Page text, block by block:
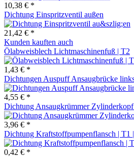
10,38 € *
Dichtung Einspritzventil außen
21,42 € *
Kunden kauften auch
Ölabweisblech Lichtmaschinenfuß | T2
1,43 € *
Dichtungen Auspuff Ansaugbrücke
4,55 € *
Dichtung Ansaugkrümmer
3,96 € *
Dichtung Kraftstoffpumpenflansch | T1
0,42 € *